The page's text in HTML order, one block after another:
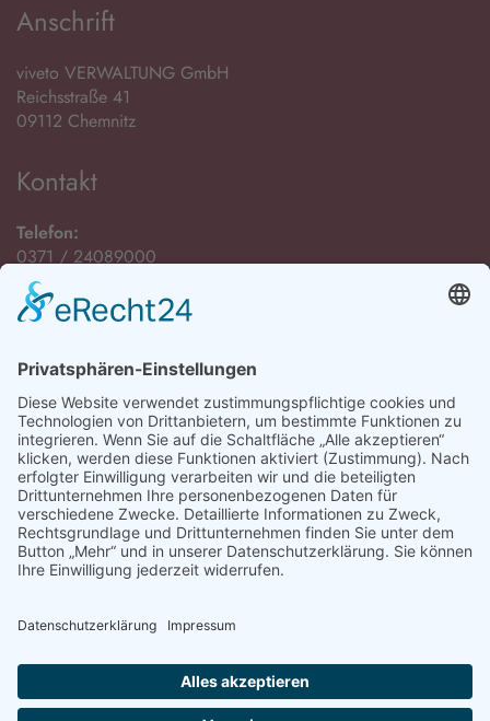
Anschrift
viveto VERWALTUNG GmbH
Reichsstraße 41
09112 Chemnitz
Kontakt
Telefon:
0371 / 24089000
E-Mail:
Öffnungszeiten
Montag bis Freitag:
08:00 Uhr - 12:00 Uhr
Montag, Dienstag und Donnerstag:
13:00 Uhr - 15:00 Uhr
sowie nach Vereinbarung